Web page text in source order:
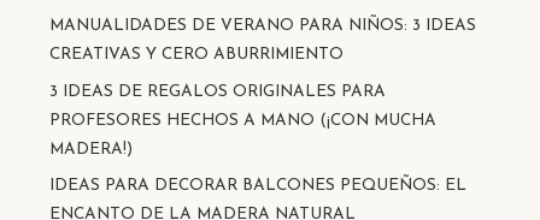
MANUALIDADES DE VERANO PARA NIÑOS: 3 IDEAS
CREATIVAS Y CERO ABURRIMIENTO
3 IDEAS DE REGALOS ORIGINALES PARA
PROFESORES HECHOS A MANO (¡CON MUCHA
MADERA!)
IDEAS PARA DECORAR BALCONES PEQUEÑOS: EL
ENCANTO DE LA MADERA NATURAL